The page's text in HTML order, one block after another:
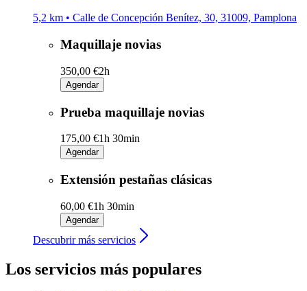
5,2 km • Calle de Concepción Benítez, 30, 31009, Pamplona
Maquillaje novias
350,00 €2h
Agendar
Prueba maquillaje novias
175,00 €1h 30min
Agendar
Extensión pestañas clásicas
60,00 €1h 30min
Agendar
Descubrir más servicios
Los servicios más populares